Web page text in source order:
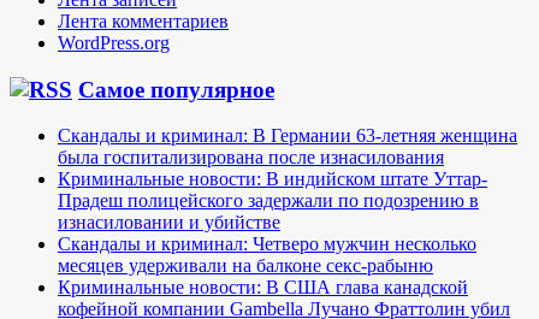
Лента комментариев
WordPress.org
Самое популярное
Скандалы и криминал: В Германии 63-летняя женщина
была госпитализирована после изнасилования
Криминальные новости: В индийском штате Уттар-
Прадеш полицейского задержали по подозрению в
изнасиловании и убийстве
Скандалы и криминал: Четверо мужчин несколько
месяцев удерживали на балконе секс-рабыню
Криминальные новости: В США глава канадской
кофейной компании Gambella Лучано Фраттолин убил